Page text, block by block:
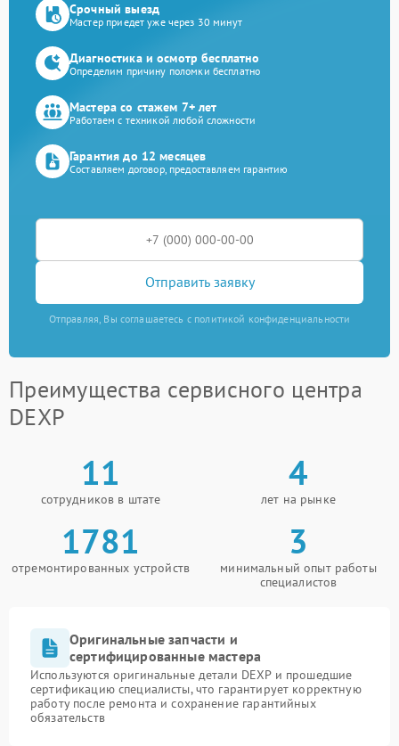
Срочный выезд
Мастер приедет уже через 30 минут
Диагностика и осмотр бесплатно
Определим причину поломки бесплатно
Мастера со стажем 7+ лет
Работаем с техникой любой сложности
Гарантия до 12 месяцев
Составляем договор, предоставляем гарантию
Отправить заявку
Отправляя, Вы соглашаетесь с политикой конфиденциальности
Преимущества сервисного центра
DEXP
11
сотрудников в штате
4
лет на рынке
1781
отремонтированных устройств
3
минимальный опыт работы
специалистов
Оригинальные запчасти и
сертифицированные мастера
Используются оригинальные детали DEXP и прошедшие
сертификацию специалисты, что гарантирует корректную
работу после ремонта и сохранение гарантийных
обязательств